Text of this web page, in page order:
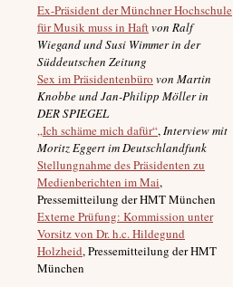
Ex-Präsident der Münchner Hochschule
für Musik muss in Haftvon Ralf
Wiegandund Susi Wimmer in der
Süddeutschen Zeitung
Sex im Präsidentenbüro von Martin
Knobbe und Jan-Philipp Möller in
DER SPIEGEL
„Ich schäme mich dafür“, Interview mit
Moritz Eggert im Deutschlandfunk
Stellungnahme des Präsidenten zu
Medienberichten im Mai,
Pressemitteilung der HMT München
Externe Prüfung: Kommission unter
Vorsitz von Dr. h.c. Hildegund
Holzheid, Pressemitteilung der HMT
München